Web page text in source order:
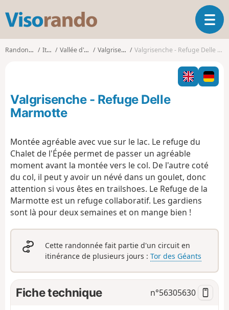
s
o
o
O
u
v
i
r
l
Randonnées Italie Vallée d'Aoste Valgrisenche Valgrisenche - Refuge Delle Marmotte
Valgrisenche - Refuge Delle
Marmotte
Montée agréable avec vue sur le lac. Le refuge du
Chalet de l'Épée permet de passer un agréable
moment avant la montée vers le col. De l'autre coté
du col, il peut y avoir un névé dans un goulet, donc
attention si vous êtes en trailshoes. Le Refuge de la
Marmotte est un refuge collaboratif. Les gardiens
sont là pour deux semaines et on mange bien !
Cette randonnée fait partie d'un circuit en
itinérance de plusieurs jours :Tor des Géants
Fiche technique n°56305630